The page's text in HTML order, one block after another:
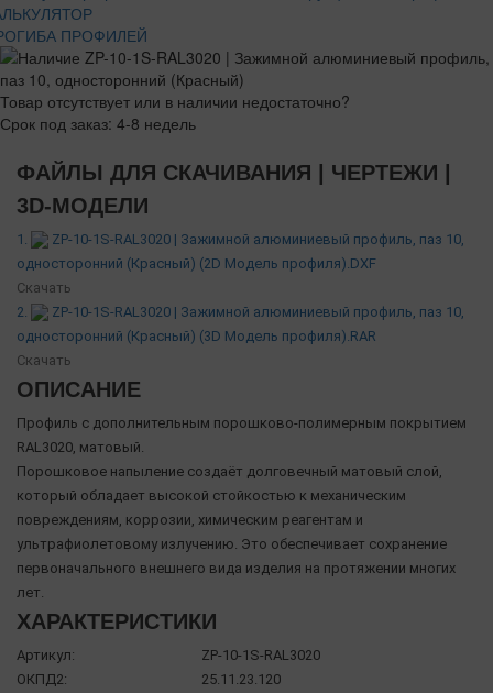
ПРОФИЛЕЙ
Товар отсутствует или в наличии недостаточно?
Срок под заказ: 4-8 недель
ФАЙЛЫ ДЛЯ СКАЧИВАНИЯ | ЧЕРТЕЖИ |
3D-МОДЕЛИ
1.
ZP-10-1S-RAL3020 | Зажимной алюминиевый профиль, паз 10,
односторонний (Красный) (2D Модель профиля).DXF
Скачать
2.
ZP-10-1S-RAL3020 | Зажимной алюминиевый профиль, паз 10,
односторонний (Красный) (3D Модель профиля).RAR
Скачать
ОПИСАНИЕ
Профиль с дополнительным порошково-полимерным покрытием
RAL3020, матовый.
Порошковое напыление создаёт долговечный матовый слой,
который обладает высокой стойкостью к механическим
повреждениям, коррозии, химическим реагентам и
ультрафиолетовому излучению. Это обеспечивает сохранение
первоначального внешнего вида изделия на протяжении многих
лет.
ХАРАКТЕРИСТИКИ
Артикул:
ZP-10-1S-RAL3020
ОКПД2:
25.11.23.120